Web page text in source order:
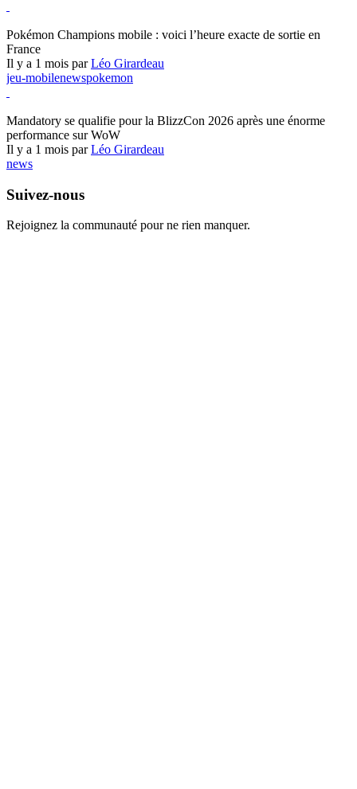
Pokémon Champions mobile : voici l’heure exacte de sortie en
France
Il y a 1 mois parLéo Girardeau
jeu-mobilenewspokemon
Mandatory se qualifie pour la BlizzCon 2026 après une énorme
performance sur WoW
Il y a 1 mois parLéo Girardeau
news
Suivez-nous
Rejoignez la communauté pour ne rien manquer.